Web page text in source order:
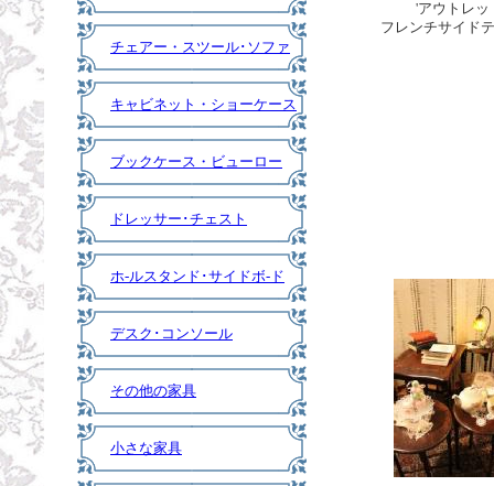
チェアー・スツール･ソファ
キャビネット・ショーケース
ブックケース・ビューロー
ドレッサー･チェスト
ホ-ルスタンド･サイドボ-ド
デスク･コンソール
その他の家具
小さな家具
'アウトレッ
フレンチサイド